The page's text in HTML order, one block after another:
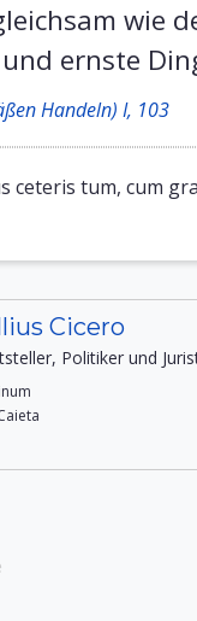
wie
ernste
Handeln) I, 103
tum, cum
Cicero
Politiker und